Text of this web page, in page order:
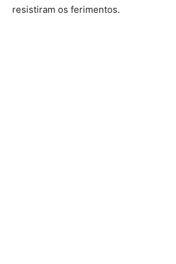
resistiram os ferimentos.